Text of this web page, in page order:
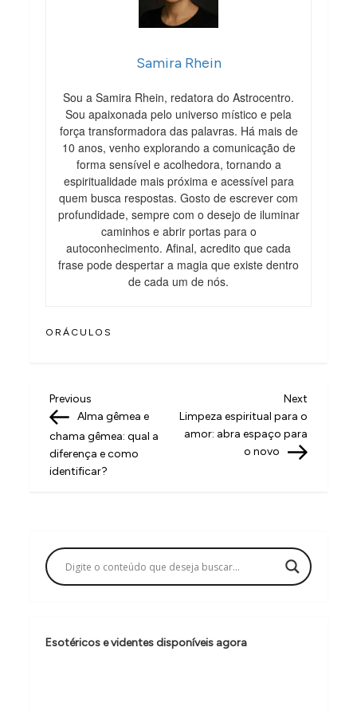
Samira Rhein
Sou a Samira Rhein, redatora do Astrocentro.
Sou apaixonada pelo universo místico e pela
força transformadora das palavras. Há mais de
10 anos, venho explorando a comunicação de
forma sensível e acolhedora, tornando a
espiritualidade mais próxima e acessível para
quem busca respostas. Gosto de escrever com
profundidade, sempre com o desejo de iluminar
caminhos e abrir portas para o
autoconhecimento. Afinal, acredito que cada
frase pode despertar a magia que existe dentro
de cada um de nós.
ORÁCULOS
N
a
v
e
ç
ã
d
Previous
Post
Previous
Alma gêmea e
chama gêmea: qual a
diferença e como
identificar?
Next
Post
Next
Limpeza espiritual para o
amor: abra espaço para
o novo
Esotéricos e videntes disponíveis agora